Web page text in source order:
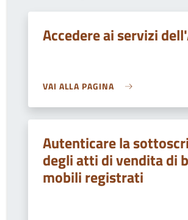
Accedere ai servizi
VAI ALLA PAGINA
Autenticare la
degli atti di vendita di
mobili registrati